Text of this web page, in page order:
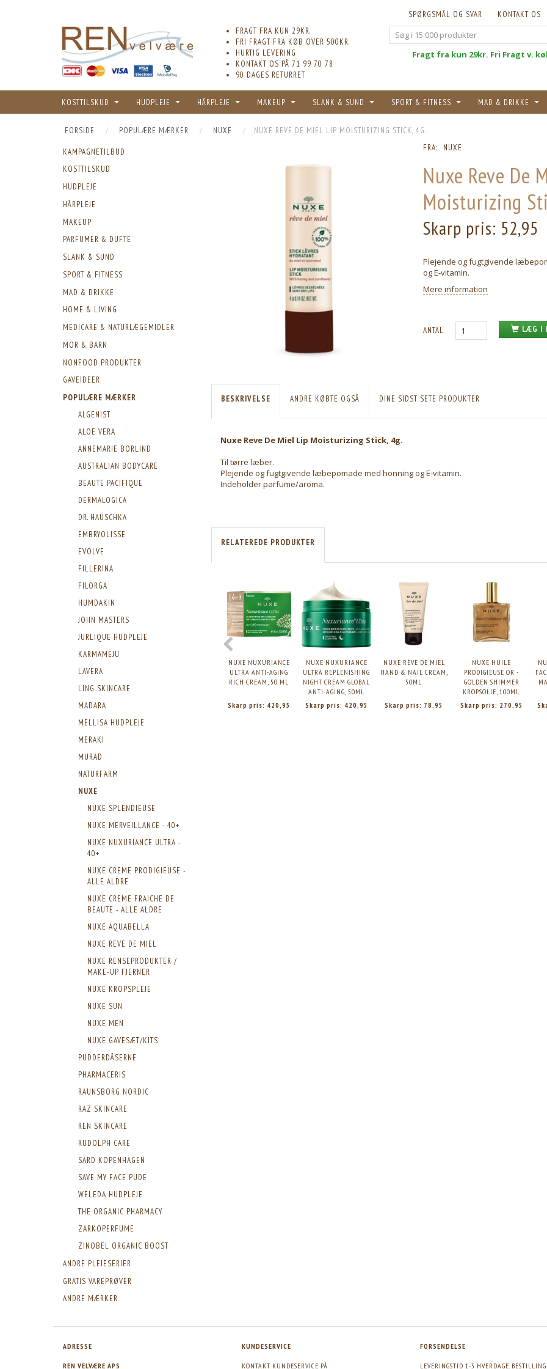
KONTAKT OS
SPØRGSMÅL OG SVAR
FRAGT FRA KUN 29KR.
FRI FRAGT FRA KØB OVER 500KR.
HURTIG LEVERING
KONTAKT OS PÅ 71 99 70 78
90 DAGES RETURRET
Fragt fra kun 29kr. Fri Fragt v.
KOSTTILSKUD HUDPLEJE HÅRPLEJE MAKEUP SLANK & SUND SPORT & FITNESS MAD & DRIKKE
FORSIDE POPULÆRE MÆRKER NUXE NUXE REVE DE MIEL LIP MOISTURIZING STICK, 4G.
KAMPAGNETILBUD
KOSTTILSKUD
HUDPLEJE
HÅRPLEJE
MAKEUP
PARFUMER & DUFTE
SLANK & SUND
SPORT & FITNESS
MAD & DRIKKE
HOME & LIVING
MEDICARE & NATURLÆGEMIDLER
MOR & BARN
NONFOOD PRODUKTER
GAVEIDEER
POPULÆRE MÆRKER
ALGENIST
ALOE VERA
ANNEMARIE BORLIND
AUSTRALIAN BODYCARE
BEAUTE PACIFIQUE
DERMALOGICA
DR. HAUSCHKA
EMBRYOLISSE
EVOLVE
FILLERINA
FILORGA
HUMDAKIN
JOHN MASTERS
JURLIQUE HUDPLEJE
KARMAMEJU
LAVERA
LING SKINCARE
MADARA
MELLISA HUDPLEJE
MERAKI
MURAD
NATURFARM
NUXE
NUXE SPLENDIEUSE
NUXE MERVEILLANCE - 40+
NUXE NUXURIANCE ULTRA -
40+
NUXE CREME PRODIGIEUSE -
ALLE ALDRE
NUXE CREME FRAICHE DE
BEAUTE - ALLE ALDRE
NUXE AQUABELLA
NUXE REVE DE MIEL
NUXE RENSEPRODUKTER /
MAKE-UP FJERNER
NUXE KROPSPLEJE
NUXE SUN
NUXE MEN
NUXE GAVESÆT/KITS
PUDDERDÅSERNE
PHARMACERIS
RAUNSBORG NORDIC
RAZ SKINCARE
REN SKINCARE
RUDOLPH CARE
SARD KOPENHAGEN
SAVE MY FACE PUDE
WELEDA HUDPLEJE
THE ORGANIC PHARMACY
ZARKOPERFUME
ZINOBEL ORGANIC BOOST
ANDRE PLEJESERIER
GRATIS VAREPRØVER
ANDRE MÆRKER
FRA: NUXE
Nuxe Reve De
Moisturizing
Skarp pris: 52,95
Plejende og fugtgivende
og E-vitamin.
Mere information
ANTAL LÆG I
BESKRIVELSE ANDRE KØBTE OGSÅ DINE SIDST SETE PRODUKTER
Nuxe Reve De Miel Lip Moisturizing Stick, 4g.
Til tørre læber.
Plejende og fugtgivende læbepomade med honning og E-vitamin.
Indeholder parfume/aroma.
RELATEREDE PRODUKTER
NUXE NUXURIANCE
ULTRA ANTI-AGING
RICH CREAM, 50 ML
Skarp pris: 420,95
NUXE NUXURIANCE
ULTRA REPLENISHING
NIGHT CREAM GLOBAL
ANTI-AGING, 50ML
Skarp pris: 420,95
NUXE RÈVE DE MIEL
HAND & NAIL CREAM,
50ML.
Skarp pris: 78,95
NUXE HUILE
PRODIGIEUSE OR -
GOLDEN SHIMMER
KROPSOLIE, 100ML.
Skarp pris: 270,95
ADRESSE
REN VELVÆRE APS
KUNDESERVICE
KONTAKT KUNDESERVICE PÅ
FORSENDELSE
LEVERINGSTID 1-3 HVERDAGE.